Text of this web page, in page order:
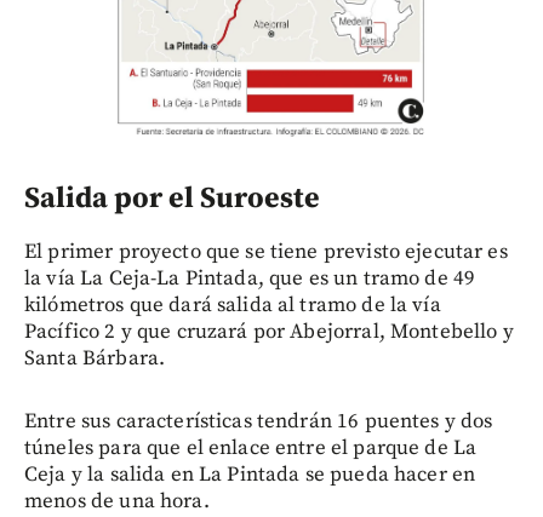
Salida por el Suroeste
El primer proyecto que se tiene previsto ejecutar es
la vía La Ceja-La Pintada, que es un tramo de 49
kilómetros que dará salida al tramo de la vía
Pacífico 2 y que cruzará por Abejorral, Montebello y
Santa Bárbara.
Entre sus características tendrán 16 puentes y dos
túneles para que el enlace entre el parque de La
Ceja y la salida en La Pintada se pueda hacer en
menos de una hora.